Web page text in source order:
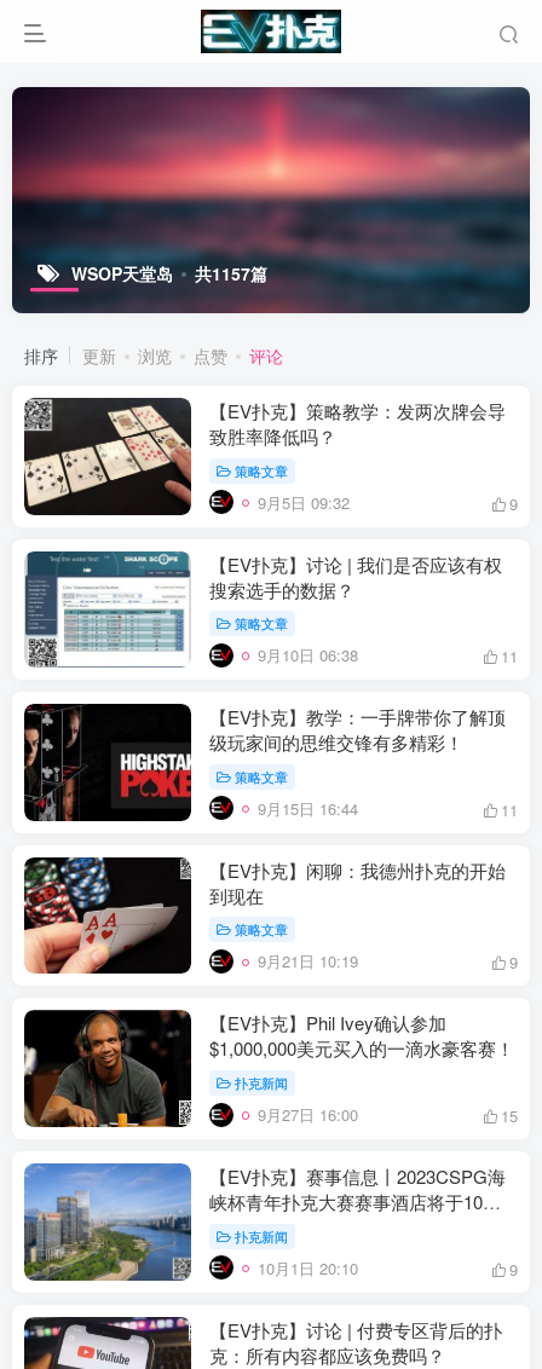
WSOP天堂岛 共1157篇
排序 更新 浏览 点赞 评论
【EV扑克】策略教学：发两次牌会导
致胜率降低吗？
策略文章
9月5日 09:32 9
【EV扑克】讨论 | 我们是否应该有权
搜索选手的数据？
策略文章
9月10日 06:38 11
【EV扑克】教学：一手牌带你了解顶
级玩家间的思维交锋有多精彩！
策略文章
9月15日 16:44 11
【EV扑克】闲聊：我德州扑克的开始
到现在
策略文章
9月21日 10:19 9
【EV扑克】Phil Ivey确认参加
$1,000,000美元买入的一滴水豪客赛！
扑克新闻
9月27日 16:00 15
【EV扑克】赛事信息丨2023CSPG海
峡杯青年扑克大赛赛事酒店将于10月2
日开放预订
扑克新闻
10月1日 20:10 9
【EV扑克】讨论 | 付费专区背后的扑
克：所有内容都应该免费吗？